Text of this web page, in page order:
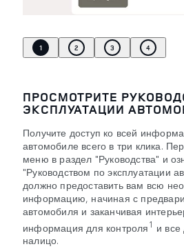
1 2 3 4
ПРОСМОТРИТЕ
ЭКСПЛУАТАЦИИ
Получите доступ ко всей
автомобиле всего в три клика.
меню в раздел "Руководства" и
"Руководством по эксплуатации
должно предоставить вам всю
информацию, начиная с
автомобиля и заканчивая
информация для контроля1 и
налицо.